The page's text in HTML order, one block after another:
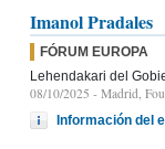
Imanol Pradales
FÓRUM EUROPA
Lehendakari del
08/10/2025 - Madrid,
Información del